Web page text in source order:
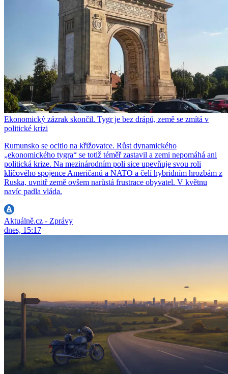
Ekonomický zázrak skončil. Tygr je bez drápů, země se zmítá v
politické krizi
Rumunsko se ocitlo na křižovatce. Růst dynamického
„ekonomického tygra“ se totiž téměř zastavil a zemi nepomáhá ani
politická krize. Na mezinárodním poli sice upevňuje svou roli
klíčového spojence Američanů a NATO a čelí hybridním hrozbám z
Ruska, uvnitř země ovšem narůstá frustrace obyvatel. V květnu
navíc padla vláda.
Aktuálně.cz - Zprávy
dnes, 15:17